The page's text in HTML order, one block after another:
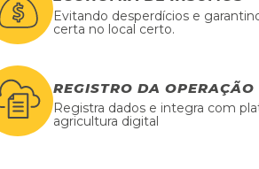
Evitando desperdícios e
certa no local certo.
REGISTRO DA OPERAÇÃO
Registra dados e integra com
agricultura digital